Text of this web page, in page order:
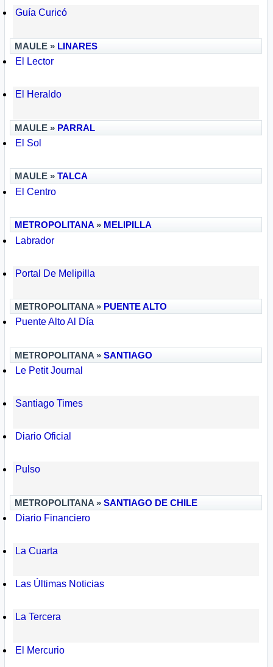
Guía Curicó
MAULE » LINARES
El Lector
El Heraldo
MAULE » PARRAL
El Sol
MAULE »TALCA
El Centro
METROPOLITANA » MELIPILLA
Labrador
Portal De Melipilla
METROPOLITANA » PUENTE ALTO
Puente Alto Al Día
METROPOLITANA »SANTIAGO
Le Petit Journal
Santiago Times
Diario Oficial
Pulso
METROPOLITANA »SANTIAGO DE CHILE
Diario Financiero
La Cuarta
Las Últimas Noticias
La Tercera
El Mercurio